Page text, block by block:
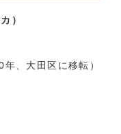
）
、大田区に移転）